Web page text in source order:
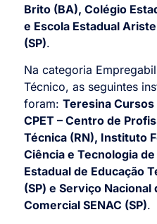
Brito (BA), Colégio
e Escola Estadual
(SP).
Na categoria
Técnico, as seguintes
foram: Teresina Cursos
CPET – Centro de
Técnica (RN), Instituto
Ciência e Tecnologia
Estadual de Educação
(SP) e Serviço
Comercial SENAC (SP).